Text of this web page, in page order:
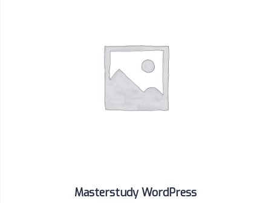
Masterstudy WordPress